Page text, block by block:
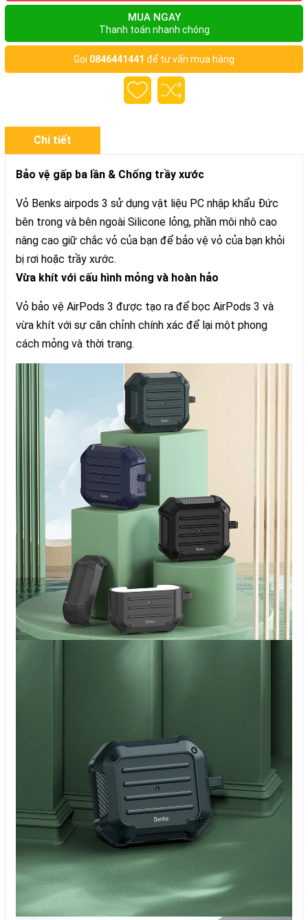
MUA NGAY
Thanh toán nhanh chóng
Gọi 0846441441 để tư vấn mua hàng
Chi tiết
Bảo vệ gấp ba lần & Chống trầy xước
Vỏ Benks airpods 3 sử dụng vật liệu PC nhập khẩu Đức
bên trong và bên ngoài Silicone lỏng, phần môi nhô cao
nâng cao giữ chắc vỏ của bạn để bảo vệ vỏ của bạn khỏi
bị rơi hoặc trầy xước.
Vừa khít với cấu hình mỏng và hoàn hảo
Vỏ bảo vệ AirPods 3 được tạo ra để bọc AirPods 3 và
vừa khít với sự căn chỉnh chính xác để lại một phong
cách mỏng và thời trang.